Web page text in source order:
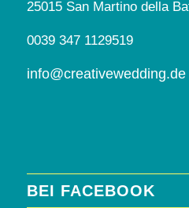
25015 San Martino della
0039 347 1129519
info@creativewedding.de
BEI FACEBOOK